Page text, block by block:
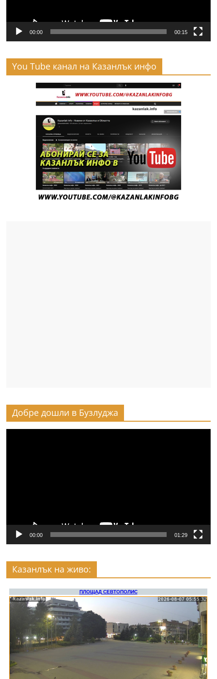
00:00 00:15
You Tube канал на Казанлък инфо
Добре дошли в Бузлуджа
00:00 01:29
Казанлък на живо: